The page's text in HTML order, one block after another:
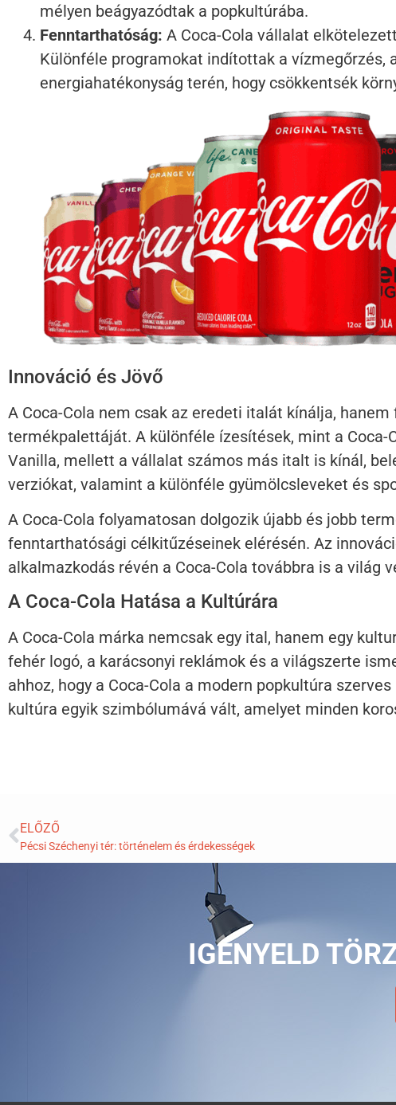
mélyen beágyazódtak a popkultúrába.
Fenntarthatóság: A Coca-Cola vállalat
Különféle programokat indítottak a vízmegőrzés,
energiahatékonyság terén, hogy csökkentsék
Innováció és Jövő
A Coca-Cola nem csak az eredeti italát kínálja,
termékpalettáját. A különféle ízesítések, mint a Coca-
Vanilla, mellett a vállalat számos más italt is kínál,
verziókat, valamint a különféle gyümölcsleveket és
A Coca-Cola folyamatosan dolgozik újabb és jobb
fenntarthatósági célkitűzéseinek elérésén. Az
alkalmazkodás révén a Coca-Cola továbbra is a világ
A Coca-Cola Hatása a Kultúrára
A Coca-Cola márka nemcsak egy ital, hanem egy
fehér logó, a karácsonyi reklámok és a világszerte
ahhoz, hogy a Coca-Cola a modern popkultúra
kultúra egyik szimbólumává vált, amelyet minden
ELŐZŐ
Pécsi Széchenyi tér: történelem és érdekességek
IGÉNYELD